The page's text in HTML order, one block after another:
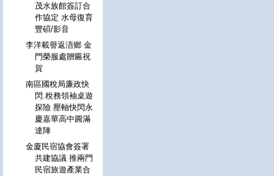
茂水族館簽訂合
作協定 水母復育
豐碩/影音
李洋載譽返浯鄉 金
門榮服處贈匾祝
賀
南區國稅局廉政快
閃.稅務領袖桌遊
探險 壓軸快閃永
慶嘉華高中圓滿
達陣
金廈民宿協會簽署
共建協議 推兩門
民宿旅遊產業合